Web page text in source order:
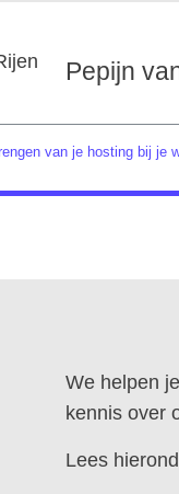
Pepijn
van je hosting bij je
We helpen
kennis over
Lees